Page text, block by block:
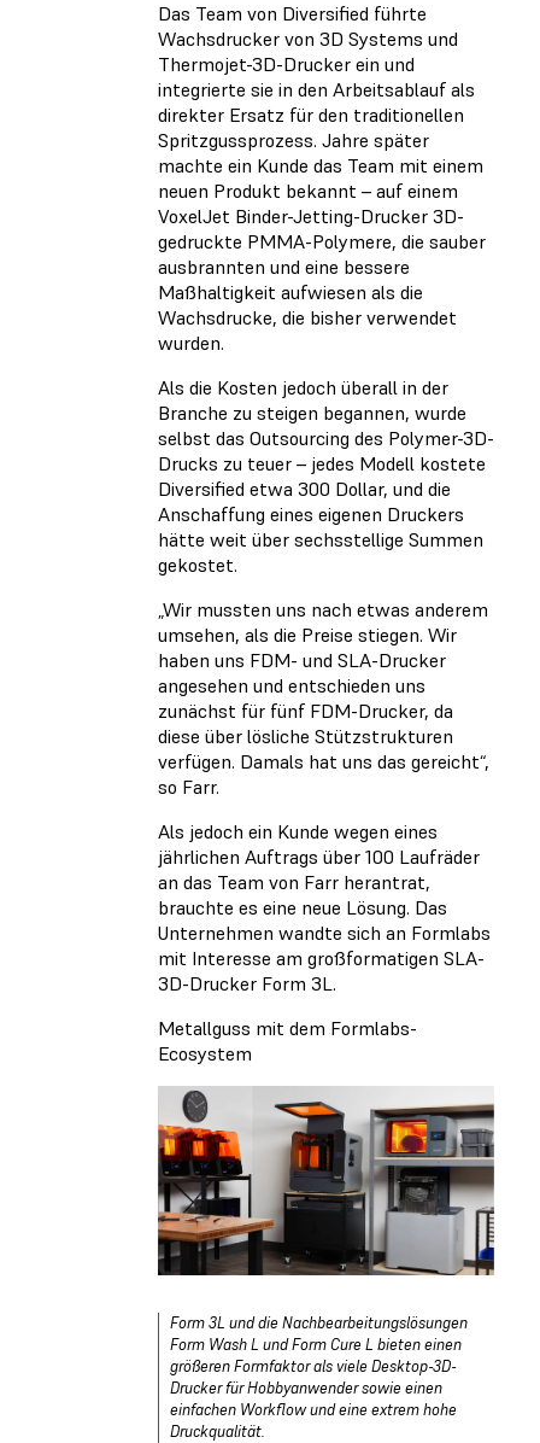
Das Team von Diversified führte
Wachsdrucker von 3D Systems und
Thermojet-3D-Drucker ein und
integrierte sie in den Arbeitsablauf als
direkter Ersatz für den traditionellen
Spritzgussprozess. Jahre später
machte ein Kunde das Team mit einem
neuen Produkt bekannt – auf einem
VoxelJet Binder-Jetting-Drucker 3D-
gedruckte PMMA-Polymere, die sauber
ausbrannten und eine bessere
Maßhaltigkeit aufwiesen als die
Wachsdrucke, die bisher verwendet
wurden.
Als die Kosten jedoch überall in der
Branche zu steigen begannen, wurde
selbst das Outsourcing des Polymer-3D-
Drucks zu teuer – jedes Modell kostete
Diversified etwa 300 Dollar, und die
Anschaffung eines eigenen Druckers
hätte weit über sechsstellige Summen
gekostet.
„Wir mussten uns nach etwas anderem
umsehen, als die Preise stiegen. Wir
haben uns FDM- und SLA-Drucker
angesehen und entschieden uns
zunächst für fünf FDM-Drucker, da
diese über lösliche Stützstrukturen
verfügen. Damals hat uns das gereicht“,
so Farr.
Als jedoch ein Kunde wegen eines
jährlichen Auftrags über 100 Laufräder
an das Team von Farr herantrat,
brauchte es eine neue Lösung. Das
Unternehmen wandte sich an Formlabs
mit Interesse am großformatigen SLA-
3D-Drucker Form 3L.
Metallguss mit dem Formlabs-
Ecosystem
Form 3L und die Nachbearbeitungslösungen
Form Wash L und Form Cure L bieten einen
größeren Formfaktor als viele Desktop-3D-
Drucker für Hobbyanwender sowie einen
einfachen Workflow und eine extrem hohe
Druckqualität.